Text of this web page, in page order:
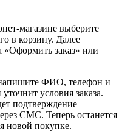
магазине выберите
в корзину. Далее
заказ» или
ФИО, телефон и
условия заказа.
подтверждение
СМС. Теперь останется
новой покупке.